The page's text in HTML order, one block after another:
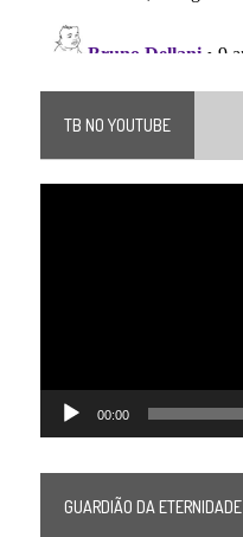
TB NO YOUTUBE
00:00
GUARDIÃO DA ETERNIDADE